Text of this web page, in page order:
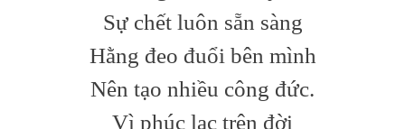
Sự chết luôn sẵn sàng
Hằng đeo đuổi bên mình
Nên tạo nhiều công đức.
Vì phúc lạc trên đời